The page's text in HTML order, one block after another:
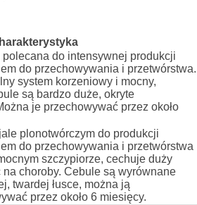
do intensywnej produkcji
do przechowywania i przetwórstwa.
system korzeniowy i mocny,
są bardzo duże, okryte
je przechowywać przez około
plonotwórczym do produkcji
do przechowywania i przetwórstwa
szczypiorze, cechuje duży
choroby. Cebule są wyrównane
twardej łusce, można ją
przez około 6 miesięcy.